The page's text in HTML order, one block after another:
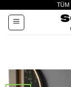
atla
TÜM